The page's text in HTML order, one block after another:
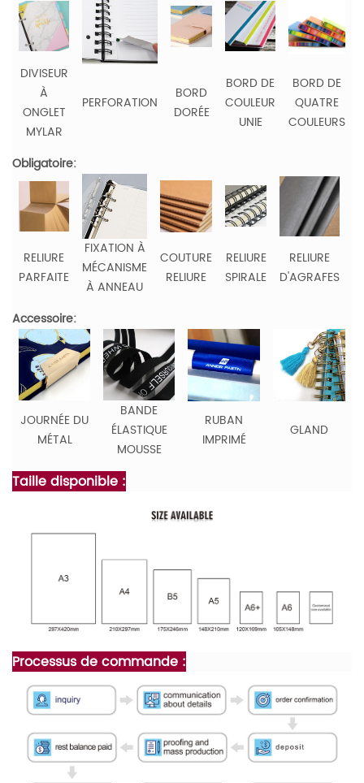
DIVISEUR
À
ONGLET
MYLAR
PERFORATION
BORD
DORÉE
BORD DE
COULEUR
UNIE
BORD DE
QUATRE
COULEURS
Obligatoire:
RELIURE
PARFAITE
FIXATION À
MÉCANISME
À ANNEAU
COUTURE
RELIURE
RELIURE
SPIRALE
RELIURE
D'AGRAFES
Accessoire:
JOURNÉE DU
MÉTAL
BANDE
ÉLASTIQUE
MOUSSE
RUBAN
IMPRIMÉ
GLAND
Taille disponible :
Processus de commande :